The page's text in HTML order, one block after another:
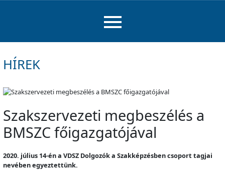
HÍREK
Szakszervezeti megbeszélés a
BMSZC főigazgatójával
2020. július 14-én a VDSZ Dolgozók a Szakképzésben csoport tagjai
nevében egyeztettünk.